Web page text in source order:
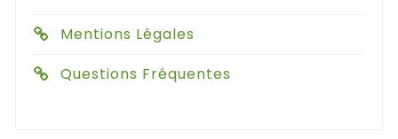
Mentions Légales
Questions Fréquentes